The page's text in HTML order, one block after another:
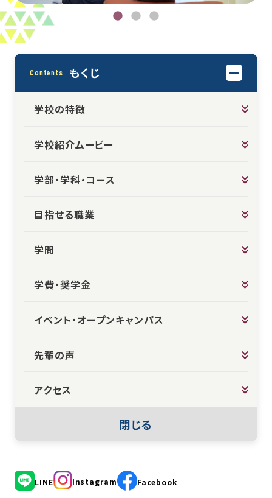
Contents もくじ
学校の特徴
学校紹介ムービー
学部・学科・コース
目指せる職業
学問
学費・奨学金
イベント・オープンキャンパス
先輩の声
アクセス
閉じる
LINE Instagram Facebook